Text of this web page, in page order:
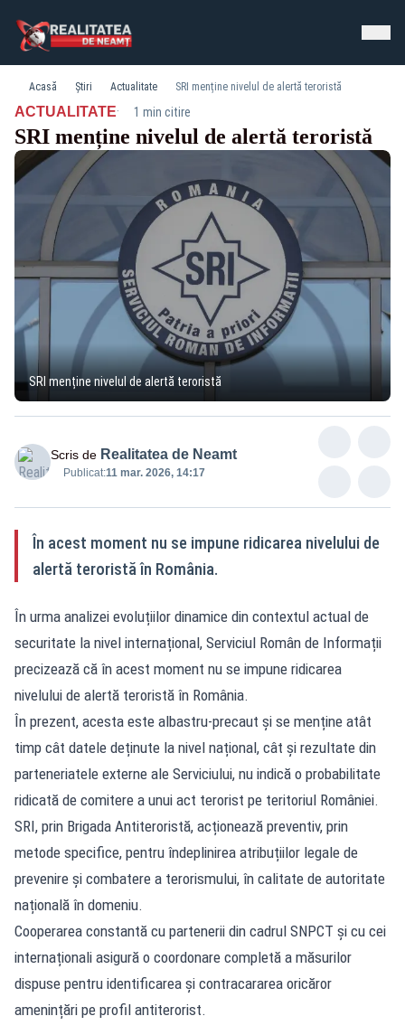
Acasă Știri Actualitate SRI menține nivelul de alertă teroristă
ACTUALITATE· 1 min citire
SRI menține nivelul de alertă teroristă
SRI menține nivelul de alertă teroristă
Scris de Realitatea de Neamt
Publicat:11 mar. 2026, 14:17
În acest moment nu se impune ridicarea nivelului de
alertă teroristă în România.
În urma analizei evoluțiilor dinamice din contextul actual de
securitate la nivel internațional, Serviciul Român de Informații
precizează că în acest moment nu se impune ridicarea
nivelului de alertă teroristă în România.
În prezent, acesta este albastru-precaut și se menține atât
timp cât datele deținute la nivel național, cât şi rezultate din
parteneriatele externe ale Serviciului, nu indică o probabilitate
ridicată de comitere a unui act terorist pe teritoriul României.
SRI, prin Brigada Antiteroristă, acționează preventiv, prin
metode specifice, pentru îndeplinirea atribuțiilor legale de
prevenire și combatere a terorismului, în calitate de autoritate
națională în domeniu.
Cooperarea constantă cu partenerii din cadrul SNPCT și cu cei
internaționali asigură o coordonare completă a măsurilor
dispuse pentru identificarea și contracararea oricăror
amenințări pe profil antiterorist.